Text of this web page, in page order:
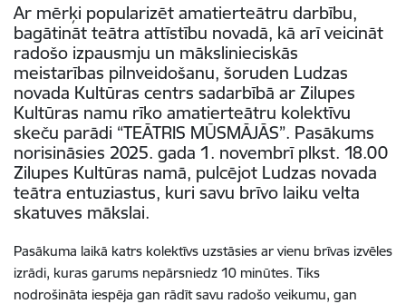
Ar mērķi popularizēt amatierteātru darbību,
bagātināt teātra attīstību novadā, kā arī veicināt
radošo izpausmju un mākslinieciskās
meistarības pilnveidošanu, šoruden Ludzas
novada Kultūras centrs sadarbībā ar Zilupes
Kultūras namu rīko amatierteātru kolektīvu
skeču parādi “TEĀTRIS MŪSMĀJĀS”. Pasākums
norisināsies 2025. gada 1. novembrī plkst. 18.00
Zilupes Kultūras namā, pulcējot Ludzas novada
teātra entuziastus, kuri savu brīvo laiku velta
skatuves mākslai.
Pasākuma laikā katrs kolektīvs uzstāsies ar vienu brīvas izvēles
izrādi, kuras garums nepārsniedz 10 minūtes. Tiks
nodrošināta iespēja gan rādīt savu radošo veikumu, gan